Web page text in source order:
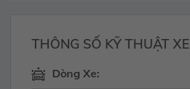
THÔNG SỐ KỸ THUẬT XE
Dòng Xe: